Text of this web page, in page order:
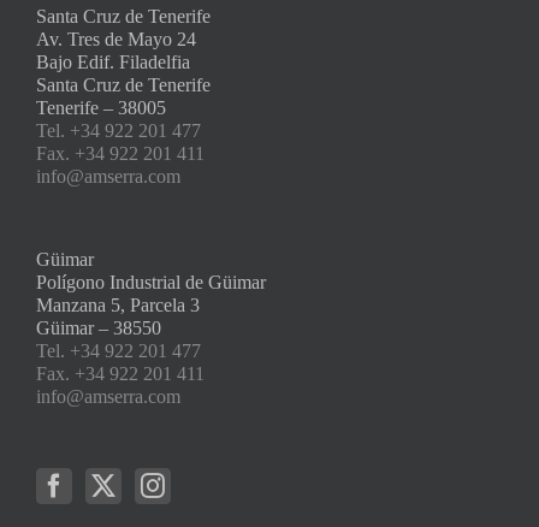
Santa Cruz de Tenerife
Av. Tres de Mayo 24
Bajo Edif. Filadelfia
Santa Cruz de Tenerife
Tenerife – 38005
Tel. +34 922 201 477
Fax. +34 922 201 411
info@amserra.com
Güimar
Polígono Industrial de Güimar
Manzana 5, Parcela 3
Güimar – 38550
Tel. +34 922 201 477
Fax. +34 922 201 411
info@amserra.com